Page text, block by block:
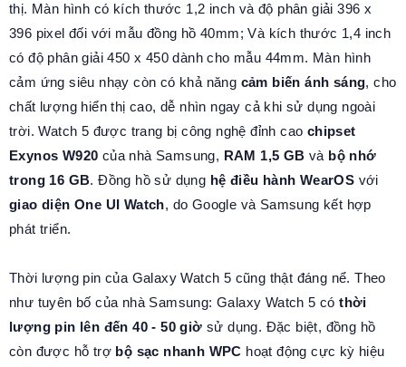
thị. Màn hình có kích thước 1,2 inch và độ phân giải 396 x
396 pixel đối với mẫu đồng hồ 40mm; Và kích thước 1,4 inch
có độ phân giải 450 x 450 dành cho mẫu 44mm. Màn hình
cảm ứng siêu nhạy còn có khả năng cảm biến ánh sáng, cho
chất lượng hiển thị cao, dễ nhìn ngay cả khi sử dụng ngoài
trời. Watch 5 được trang bị công nghệ đỉnh cao chipset
Exynos W920 của nhà Samsung, RAM 1,5 GBvà bộ nhớ
trong 16 GB. Đồng hồ sử dụng hệ điều hành WearOS với
giao diện One UI Watch, do Google và Samsung kết hợp
phát triển.
Thời lượng pin của Galaxy Watch 5 cũng thật đáng nể. Theo
như tuyên bố của nhà Samsung: Galaxy Watch 5 cóthời
lượng pin lên đến 40 - 50 giờ sử dụng. Đặc biệt, đồng hồ
còn được hỗ trợ bộ sạc nhanh WPC hoạt động cực kỳ hiệu